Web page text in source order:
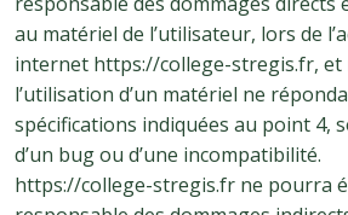
au matériel de l’utilisateur, lors de
internet https://college-stregis.fr, et
l’utilisation d’un matériel ne
spécifications indiquées au point 4,
d’un bug ou d’une incompatibilité.
https://college-stregis.fr ne pourra